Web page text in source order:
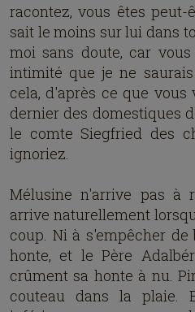
racontez, vous êtes
sait le moins sur lui dans
moi sans doute, car
intimité que je ne
cela, d'après ce que vous
dernier des domestiques
le comte Siegfried des
ignoriez.
Mélusine n'arrive pas à
arrive naturellement
coup. Ni à s'empêcher
honte, et le Père
crûment sa honte à nu.
couteau dans la plaie.